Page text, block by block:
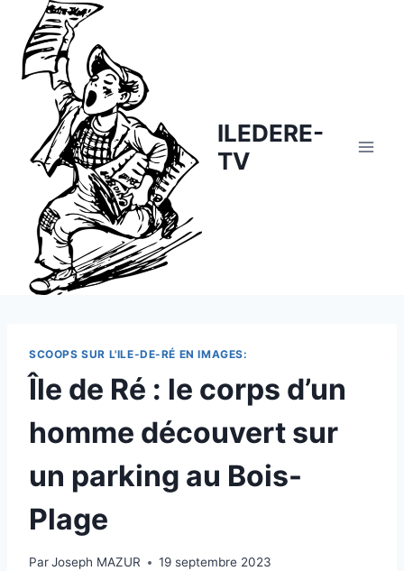
content
ILEDERE-
TV
SCOOPS SUR L'ILE-DE-RÉ EN IMAGES:
Île de Ré : le corps d’un
homme découvert sur
un parking au Bois-
Plage
ParJoseph MAZUR 19 septembre 2023